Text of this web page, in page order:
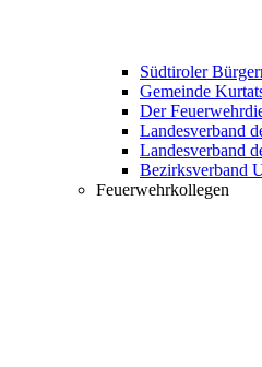
Südtiroler
Gemeinde
Der
Landesverband
Landesverband
Bezirksverband
Feuerwehrkollegen